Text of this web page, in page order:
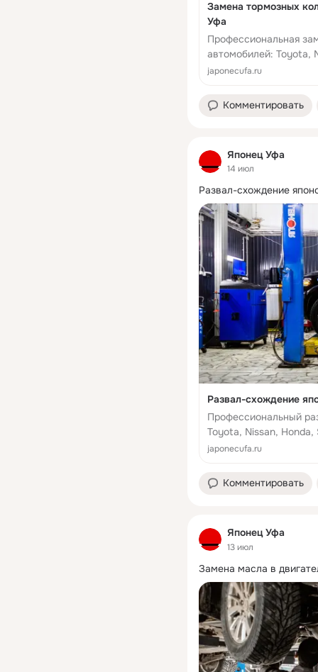
Замена тормозных
Уфа
Профессиональная
автомобилей: Toyota,
Suzuki, Isuzu, Acura,
japonecufa.ru
Комментировать
Японец Уфа
14 июл
Развал-схождение
Развал-схождение
Профессиональный
Toyota, Nissan, Honda,
Acura, Infiniti, Datsun.
japonecufa.ru
Комментировать
Японец Уфа
13 июл
Замена масла в